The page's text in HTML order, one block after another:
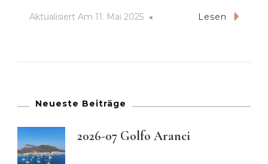
Aktualisiert Am 11. Mai 2025 Lesen
Neueste Beiträge
2026-07 Golfo Aranci